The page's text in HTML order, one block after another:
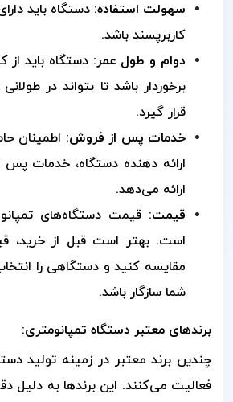
سهولت استفاده: دستگاه باید
کاربرپسند باشد.
دوام و طول عمر: دستگاه باید
برخوردار باشد تا بتواند در
قرار گیرد.
خدمات پس از فروش: اطمینان
ارائه دهنده دستگاه، خدمات پس
ارائه می‌دهد.
قیمت: قیمت دستگاه‌های
است. بهتر است قبل از خرید،
مقایسه کنید و دستگاهی را
شما سازگار باشد.
برندهای معتبر دستگاه تمپانومتری:
چندین برند معتبر در زمینه تولید
فعالیت می‌کنند. این برندها به دلیل